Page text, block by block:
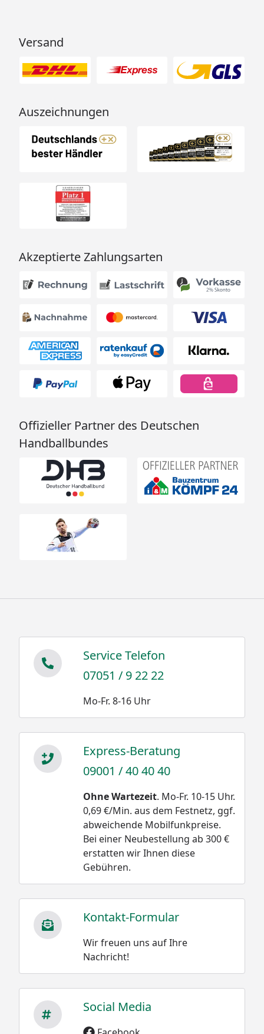
Versand
Auszeichnungen
Akzeptierte Zahlungsarten
Offizieller Partner des Deutschen
Handballbundes
Service Telefon
07051 / 9 22 22
Mo-Fr. 8-16 Uhr
Express-Beratung
09001 / 40 40 40
Ohne Wartezeit. Mo-Fr. 10-15 Uhr.
0,69 €/Min. aus dem Festnetz, ggf.
abweichende Mobilfunkpreise.
Bei einer Neubestellung ab 300 €
erstatten wir Ihnen diese
Gebühren.
Kontakt-Formular
Wir freuen uns auf Ihre
Nachricht!
Social Media